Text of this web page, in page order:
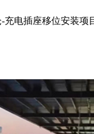
-充电插座移位安装项